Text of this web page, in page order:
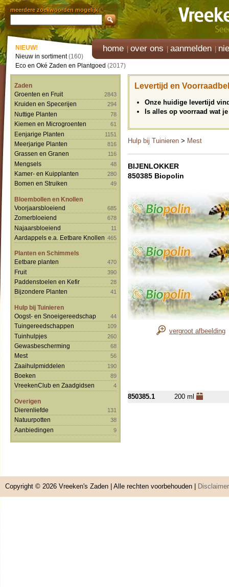
meerdere zoekwoorden mogelijk
home over ons aanmelden
NIEUW!
Nieuw in sortiment(160)
Eco en Oké Zaden en Plantgoed (2017)
Zaden
Groenten en Fruit
2843
Kruiden en Specerijen 294
Nuttige Planten 78
Kiemen en Microgroenten 61
Eenjarige Planten 1151
Meerjarige Planten 816
Grassen en Granen 116
Mengsels 48
Kamer- en Kuipplanten 280
Bomen en Struiken 49
Bloembollen en Knollen
Voorjaarsbloeiend
685
Zomerbloeiend 678
Najaarsbloeiend 11
Aardappels e.a. Eetbare Knollen 465
Planten en Schimmels
Eetbare planten
470
Fruit 390
Paddenstoelen en Kefir 28
Bijzondere Planten 41
Hulp bij Tuinieren
Oogst- en Snoeigereedschap
44
Tuingereedschappen 109
Tuinhulpjes 260
Gewasbescherming 68
Mest 56
Zaaihulpmiddelen 190
Boeken 89
VreekenClub en Zaadgidsen 4
Overigen
Dierenliefde
131
Natuurpotten 38
Aanbiedingen 9
Levertijd en
Onze huidige levertijd
Is alles op voorraad wat
Hulp bij Tuinieren > Mest
BIJENLOKKER
850385 Biopolin
vergroot afbeelding
850385.1 200 ml
Copyright © 2026 Vreeken's Zaden | Alle rechten voorbehouden | Disclaimer